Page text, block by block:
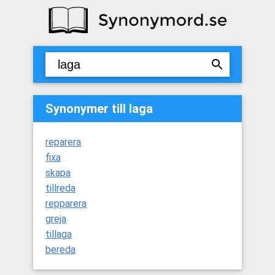
Synonymer till laga
reparera
fixa
skapa
tillreda
repparera
greja
tillaga
bereda